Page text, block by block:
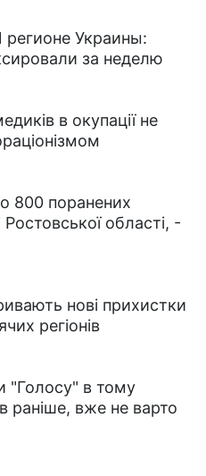
регионе Украины:
за неделю
в окупації не
800 поранених
області, -
нові прихистки
регіонів
"Голосу" в тому
раніше, вже не варто